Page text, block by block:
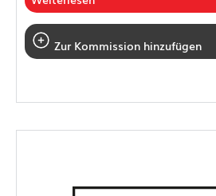
Zur Kommission hinzufügen